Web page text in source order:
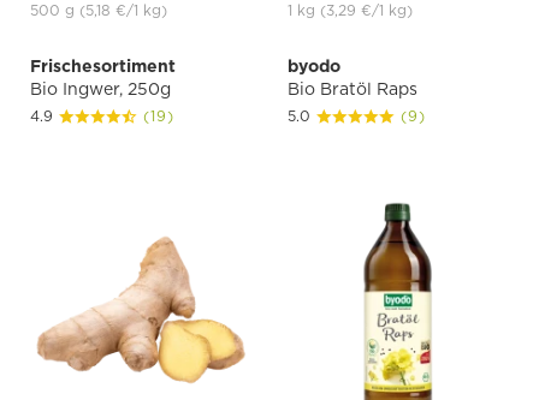
500 g (5,18 €/1 kg) 1 kg (3,29 €/1 kg)
Frischesortiment
Bio Ingwer, 250g
4.9 (19)
byodo
Bio Bratöl Raps
5.0 (9)